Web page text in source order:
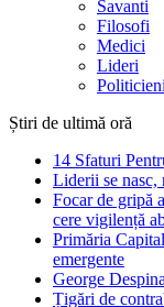
Savanti
Filosofi
Medici
Lideri
Politicieni
Știri de ultimă oră
14 Sfaturi
Liderii se nasc,
Focar de gripă
cere vigilență
Primăria
emergente
George
Țigări de